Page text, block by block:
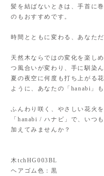
髪を結ばないときは、手首に
のもおすすめです。
時間とともに変わる、あなた
天然木ならではの変化を楽し
つ風合いが変わり、手に馴染ん
夏の夜空に何度も打ち上がる
ように、あなたの「hanabi」
ふんわり咲く、やさしい花火
「hanabi / ハナビ」で、いつ
加えてみませんか？
木tchHG003BL
ヘアゴム色：黒